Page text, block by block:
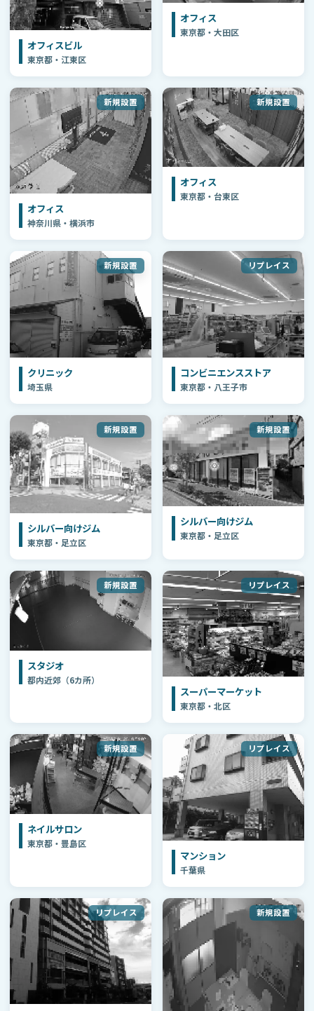
オフィスビル
東京都・江東区
オフィス
東京都・大田区
新規設置
オフィス
神奈川県・横浜市
新規設置
オフィス
東京都・台東区
新規設置
クリニック
埼玉県
リプレイス
コンビニエンスストア
東京都・八王子市
新規設置
シルバー向けジム
東京都・足立区
新規設置
シルバー向けジム
東京都・足立区
新規設置
スタジオ
都内近郊（6カ所）
リプレイス
スーパーマーケット
東京都・北区
新規設置
ネイルサロン
東京都・豊島区
リプレイス
マンション
千葉県
リプレイス 新規設置